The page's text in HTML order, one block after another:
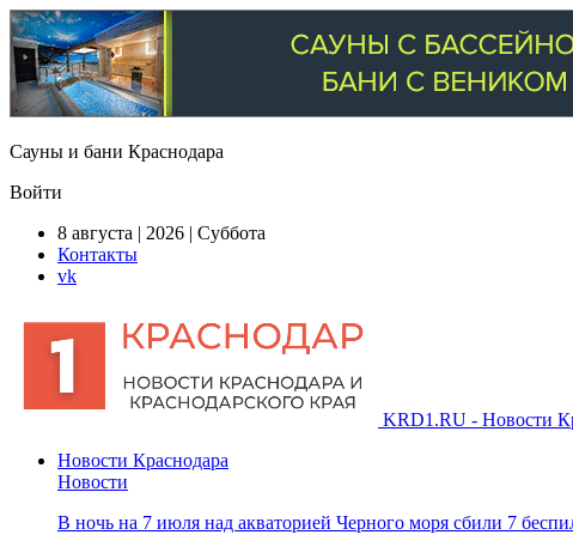
Сауны и бани Краснодара
Войти
8 августа | 2026 | Суббота
Контакты
vk
KRD1.RU - Новости
Новости Краснодара
Новости
В ночь на 7 июля над акваторией Черного моря сбили 7